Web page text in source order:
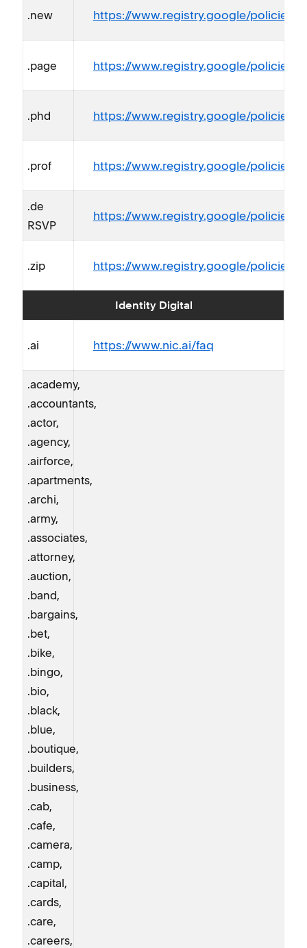
.new https://www.registry.google/policies/
.page https://www.registry.google/policies/
.phd https://www.registry.google/policies/
.prof https://www.registry.google/policies/
.de
RSVP
https://www.registry.google/policies/
.zip https://www.registry.google/policies/
Identity Digital
.ai https://www.nic.ai/faq
.academy,
.accountants,
.actor,
.agency,
.airforce,
.apartments,
.archi,
.army,
.associates,
.attorney,
.auction,
.band,
.bargains,
.bet,
.bike,
.bingo,
.bio,
.black,
.blue,
.boutique,
.builders,
.business,
.cab,
.cafe,
.camera,
.camp,
.capital,
.cards,
.care,
.careers,